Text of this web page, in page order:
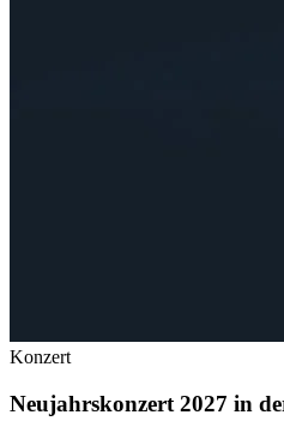
Konzert
Neujahrskonzert 2027 in